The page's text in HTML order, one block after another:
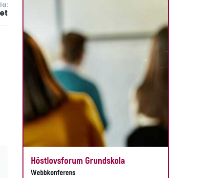
Höstlovsforum Grundskola
Webbkonferens